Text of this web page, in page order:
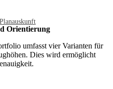
Orientierung
umfasst vier Varianten für
Dies wird ermöglicht